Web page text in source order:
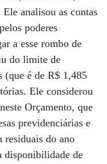
analisou as contas
poderes
a esse rombo de
do limite de
(que é de R$ 1,485
Ele considerou
Orçamento, que
previdenciárias e
residuais do ano
disponibilidade de